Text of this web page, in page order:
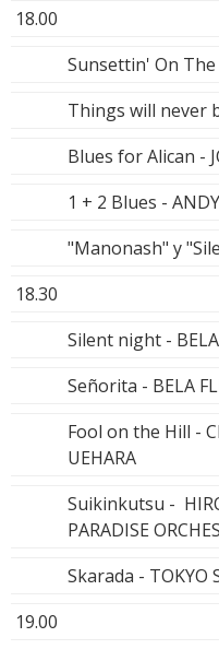
18.00
Sunsettin' On The
Things will never
Blues for Alican -
1 + 2 Blues -
"Manonash" y
18.30
Silent night - BELA
Señorita - BELA
Fool on the Hill -
UEHARA
Suikinkutsu -
PARADISE
Skarada - TOKYO
19.00